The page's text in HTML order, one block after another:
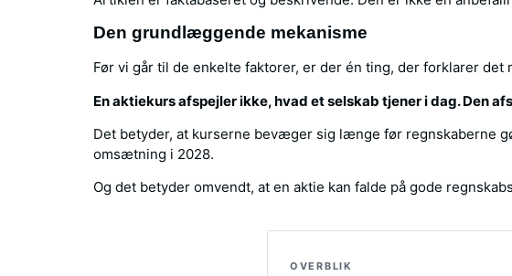
Den grundlæggende mekanisme
Før vi går til de enkelte faktorer, er der én ting, der forklarer det
En aktiekurs afspejler ikke, hvad et selskab tjener i dag. Den
Det betyder, at kurserne bevæger sig længe før regnskaberne
omsætning i 2028.
Og det betyder omvendt, at en aktie kan falde på gode
OVERBLIK